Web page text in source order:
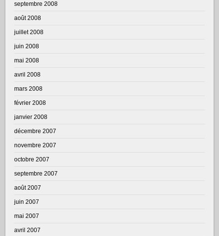
septembre 2008
août 2008
juillet 2008
juin 2008
mai 2008
avril 2008
mars 2008
février 2008
janvier 2008
décembre 2007
novembre 2007
octobre 2007
septembre 2007
août 2007
juin 2007
mai 2007
avril 2007